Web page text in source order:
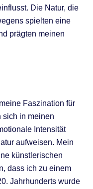
Die Natur, die
spielten eine
prägten meinen
Faszination für
sich in meinen
Intensität
aufweisen. Mein
künstlerischen
dass ich zu einem
Jahrhunderts wurde